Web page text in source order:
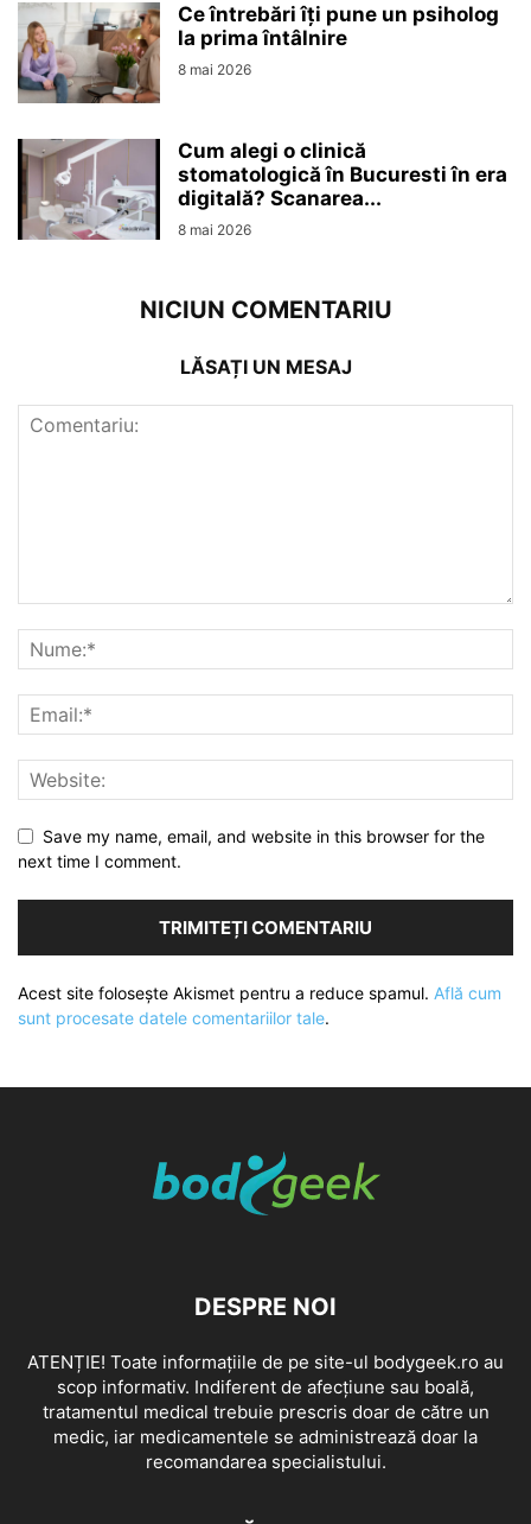
Ce întrebări îți pune un psiholog
la prima întâlnire
8 mai 2026
Cum alegi o clinică
stomatologică în Bucuresti în era
digitală? Scanarea...
8 mai 2026
NICIUN COMENTARIU
LĂSAȚI UN MESAJ
Save my name, email, and website in this browser for the
next time I comment.
Acest site folosește Akismet pentru a reduce spamul. Află cum
sunt procesate datele comentariilor tale.
DESPRE NOI
ATENȚIE! Toate informațiile de pe site-ul bodygeek.ro au
scop informativ. Indiferent de afecțiune sau boală,
tratamentul medical trebuie prescris doar de către un
medic, iar medicamentele se administrează doar la
recomandarea specialistului.